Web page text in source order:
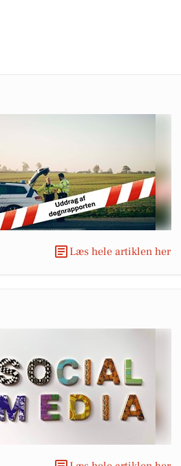
Læs hele artiklen her